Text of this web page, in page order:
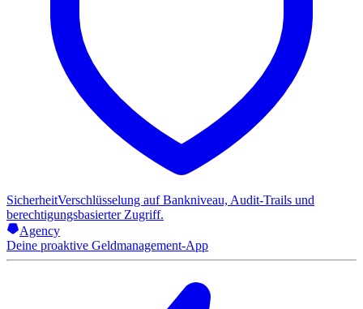
SicherheitVerschlüsselung auf Bankniveau, Audit-Trails und
berechtigungsbasierter Zugriff.
Agency
Deine proaktive Geldmanagement-App